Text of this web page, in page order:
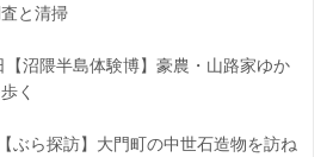
と清掃
【沼隈半島体験博】豪農・山路家ゆか
く
ぶら探訪】大門町の中世石造物を訪ね